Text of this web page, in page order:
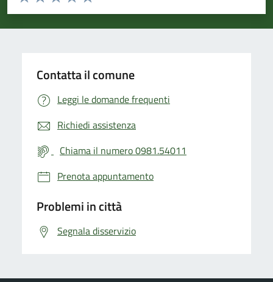
Valuta 5 stelle su 5
Valuta 4 stelle su 5
Valuta 3 stelle su 5
Valuta 2 stelle su 5
Valuta 1 stelle su 5
Contatta il comune
Leggi le domande frequenti
Richiedi assistenza
Chiama il numero 0981.54011
Prenota appuntamento
Problemi in città
Segnala disservizio